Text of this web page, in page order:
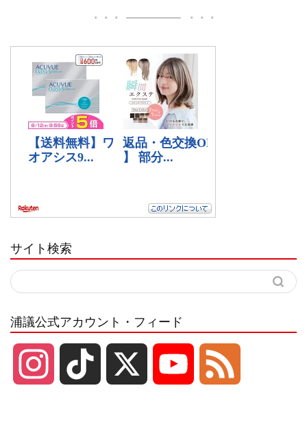
サイト検索
浦議公式アカウント・フィード